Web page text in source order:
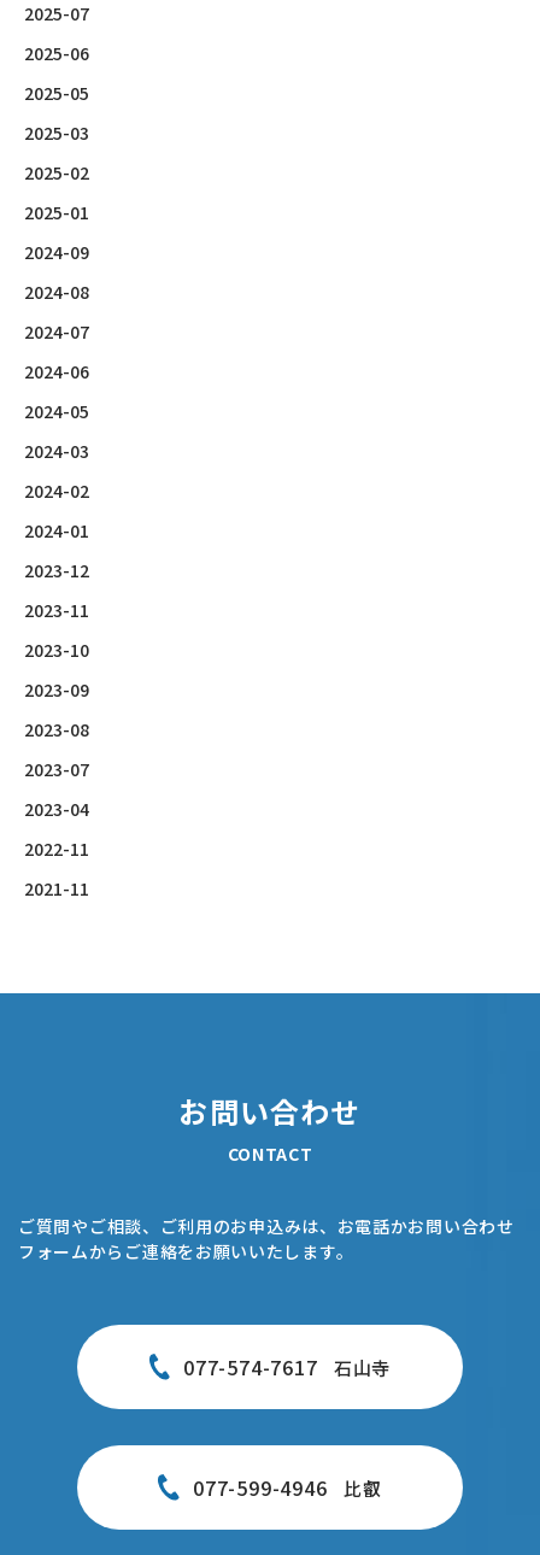
2025-07
2025-06
2025-05
2025-03
2025-02
2025-01
2024-09
2024-08
2024-07
2024-06
2024-05
2024-03
2024-02
2024-01
2023-12
2023-11
2023-10
2023-09
2023-08
2023-07
2023-04
2022-11
2021-11
お問い合わせ
CONTACT
ご質問やご相談、ご利用のお申込みは、お電話かお問い合わせ
フォームからご連絡をお願いいたします。
077-574-7617 石山寺
077-599-4946 比叡